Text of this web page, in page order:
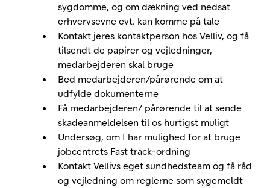
sygdomme, og om dækning ved nedsat
erhvervsevne evt. kan komme på tale
Kontakt jeres kontaktperson hos Velliv, og få
tilsendt de papirer og vejledninger,
medarbejderen skal bruge
Bed medarbejderen/pårørende om at
udfylde dokumenterne
Få medarbejderen/ pårørende til at sende
skadeanmeldelsen til os hurtigst muligt
Undersøg, om I har mulighed for at bruge
jobcentrets Fast track-ordning
Kontakt Vellivs eget sundhedsteam og få råd
og vejledning om reglerne som sygemeldt